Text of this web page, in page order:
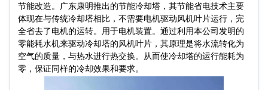
节能改造。广东康明推出的节能冷却塔，其节能省电技术主要
体现在与传统冷却塔相比，不需要电机驱动风机叶片运行，完
全省去了电机的运转。用于电机装置。通过利用本公司发明的
零能耗水机来驱动冷却塔的风机叶片，其原理是将水流转化为
空气的质量，与热水进行热交换。从而使冷却塔的运行能耗为
零，保证同样的冷却效果和要求。